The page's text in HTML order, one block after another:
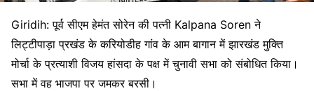
Giridih: पूर्व सीएम हेमंत सोरेन की पत्नी Kalpana Soren ने
लिट्टीपाड़ा प्रखंड के करियोडीह गांव के आम बागान में झारखंड मुक्ति
मोर्चा के प्रत्याशी विजय हांसदा के पक्ष में चुनावी सभा को संबोधित किया।
सभा में वह भाजपा पर जमकर बरसी।